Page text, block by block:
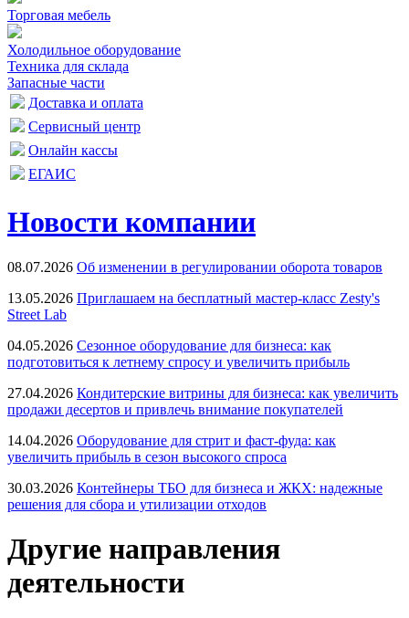
Торговая мебель
Холодильное оборудование
Техника для склада
Запасные части
Доставка и оплата
Сервисный центр
Онлайн кассы
ЕГАИС
Новости компании
08.07.2026 Об изменении в регулировании оборота товаров
13.05.2026 Приглашаем на бесплатный мастер-класс Zesty's
Street Lab
04.05.2026 Сезонное оборудование для бизнеса: как
подготовиться к летнему спросу и увеличить прибыль
27.04.2026 Кондитерские витрины для бизнеса: как увеличить
продажи десертов и привлечь внимание покупателей
14.04.2026 Оборудование для стрит и фаст-фуда: как
увеличить прибыль в сезон высокого спроса
30.03.2026 Контейнеры ТБО для бизнеса и ЖКХ: надежные
решения для сбора и утилизации отходов
Другие направления
деятельности